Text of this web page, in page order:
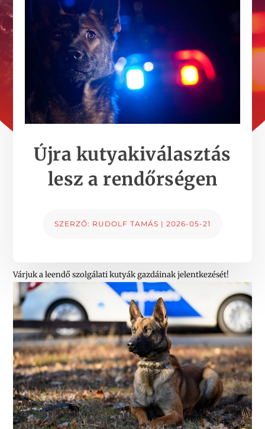
Újra kutyakiválasztás
lesz a rendőrségen
SZERZŐ: RUDOLF TAMÁS | 2026-05-21
Várjuk a leendő szolgálati kutyák gazdáinak jelentkezését!